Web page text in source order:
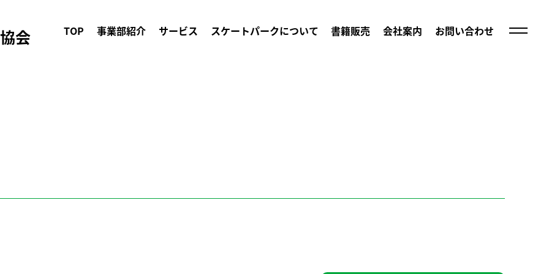
会 TOP 事業部紹介 サービス スケートパークについて 書籍販売 会社案内 お問い合わせ